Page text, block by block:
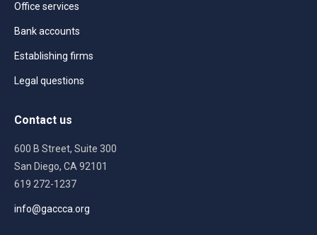
Office services
Bank accounts
Establishing firms
Legal questions
Contact us
600 B Street, Suite 300
San Diego, CA 92101
619 272-1237
info@gaccca.org